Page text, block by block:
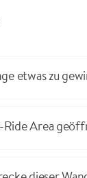
etwas zu
Ride Area